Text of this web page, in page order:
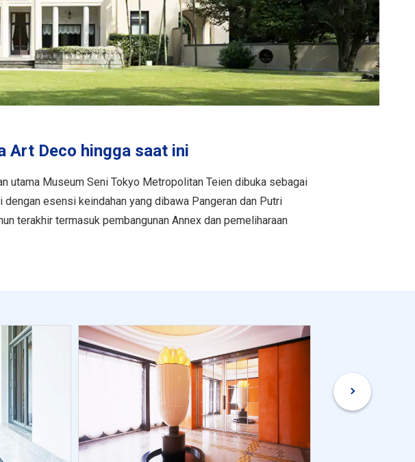
Art Deco hingga saat ini
utama Museum Seni Tokyo Metropolitan Teien dibuka sebagai
esensi keindahan yang dibawa Pangeran dan Putri
terakhir termasuk pembangunan Annex dan pemeliharaan